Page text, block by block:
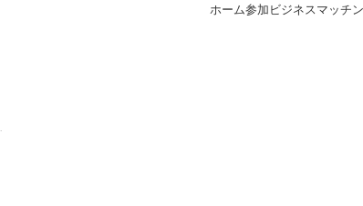
ホーム参加ビジネスマッチ
.